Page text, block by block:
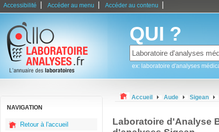
Accessibilité Accéder au menu Accéder au contenu
QUI ?
ex: laboratoire d'analyses
NAVIGATION
Retour à l'accueil
Accueil Aude Sigean
Laboratoire d'Analyse